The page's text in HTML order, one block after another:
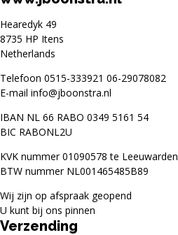
Hearedyk 49
8735 HP Itens
Netherlands
Telefoon 0515-333921 06-29078082
E-mail info@jboonstra.nl
IBAN NL 66 RABO 0349 5161 54
BIC RABONL2U
KVK nummer 01090578 te Leeuwarden
BTW nummer NL001465485B89
Wij zijn op afspraak geopend
U kunt bij ons pinnen
Verzending